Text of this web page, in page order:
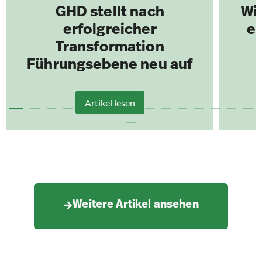
GHD stellt nach
erfolgreicher
Transformation
Führungsebene neu auf
Artikel lesen
Weitere Artikel ansehen